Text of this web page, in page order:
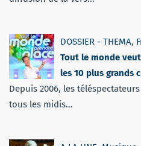
DOSSIER - THEMA,
Tout le monde
les 10 plus grands
Depuis 2006, les
tous les midis...